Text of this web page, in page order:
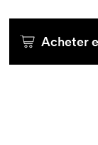
Acheter